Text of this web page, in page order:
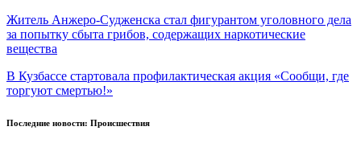
Житель Анжеро-Судженска стал фигурантом уголовного дела
за попытку сбыта грибов, содержащих наркотические
вещества
В Кузбассе стартовала профилактическая акция «Сообщи, где
торгуют смертью!»
Последние новости: Происшествия